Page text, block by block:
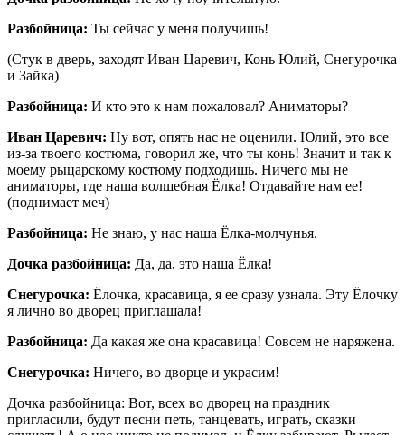
Разбойница: Ты сейчас у меня получишь!
(Стук в дверь, заходят Иван Царевич, Конь Юлий, Снегурочка
и Зайка)
Разбойница: И кто это к нам пожаловал? Аниматоры?
Иван Царевич: Ну вот, опять нас не оценили. Юлий, это все
из-за твоего костюма, говорил же, что ты конь! Значит и так к
моему рыцарскому костюму подходишь. Ничего мы не
аниматоры, где наша волшебная Ёлка! Отдавайте нам ее!
(поднимает меч)
Разбойница: Не знаю, у нас наша Ёлка-молчунья.
Дочка разбойница: Да, да, это наша Ёлка!
Снегурочка: Ёлочка, красавица, я ее сразу узнала. Эту Ёлочку
я лично во дворец приглашала!
Разбойница: Да какая же она красавица! Совсем не наряжена.
Снегурочка: Ничего, во дворце и украсим!
Дочка разбойница: Вот, всех во дворец на праздник
пригласили, будут песни петь, танцевать, играть, сказки